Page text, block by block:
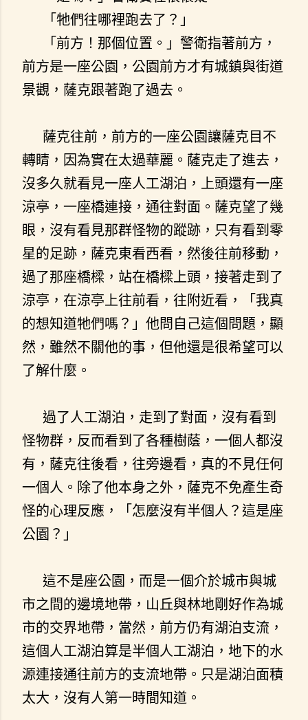
「牠們往哪裡跑去了？」
「前方！那個位置。」警衛指著前方，
前方是一座公園，公園前方才有城鎮與街道
景觀，薩克跟著跑了過去。
薩克往前，前方的一座公園讓薩克目不
轉睛，因為實在太過華麗。薩克走了進去，
沒多久就看見一座人工湖泊，上頭還有一座
涼亭，一座橋連接，通往對面。薩克望了幾
眼，沒有看見那群怪物的蹤跡，只有看到零
星的足跡，薩克東看西看，然後往前移動，
過了那座橋樑，站在橋樑上頭，接著走到了
涼亭，在涼亭上往前看，往附近看，「我真
的想知道牠們嗎？」他問自己這個問題，顯
然，雖然不關他的事，但他還是很希望可以
了解什麼。
過了人工湖泊，走到了對面，沒有看到
怪物群，反而看到了各種樹蔭，一個人都沒
有，薩克往後看，往旁邊看，真的不見任何
一個人。除了他本身之外，薩克不免產生奇
怪的心理反應，「怎麼沒有半個人？這是座
公園？」
這不是座公園，而是一個介於城市與城
市之間的邊境地帶，山丘與林地剛好作為城
市的交界地帶，當然，前方仍有湖泊支流，
這個人工湖泊算是半個人工湖泊，地下的水
源連接通往前方的支流地帶。只是湖泊面積
太大，沒有人第一時間知道。